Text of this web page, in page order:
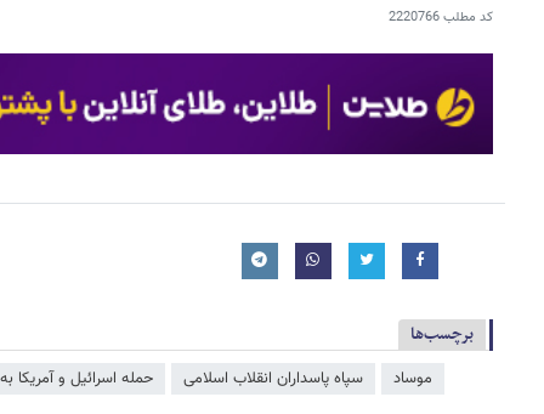
کد مطلب2220766
برچسب‌ها
موساد سپاه پاسداران انقلاب اسلامی حمله اسرائیل و آمریکا